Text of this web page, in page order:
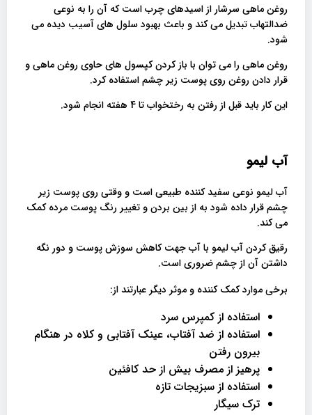
روغن ماهی سرشار از اسیدهای چرب است که آن را به نوعی
ضدالتهاب تبدیل می کند و باعث بهبود سلول های آسیب دیده می
شود.
روغن ماهی را می توان با باز کردن کپسول های حاوی روغن ماهی و
قرار دادن روغن روی پوست زیر چشم استفاده کرد.
این کار باید قبل از رفتن به رختخواب تا 4 هفته انجام شود.
آب لیمو
آب لیمو نوعی سفید کننده طبیعی است و وقتی روی پوست زیر
چشم قرار داده شود به از بین بردن و تغییر رنگ پوست مرده کمک
می کند.
رقیق کردن آب لیمو با آب جهت کاهش سوزش پوست و دور نگه
داشتن آن از چشم ضروری است.
برخی موارد کمک کننده و موثر دیگر عبارتند از:
استفاده از کمپرس سرد
استفاده از ضد آفتاب، عینک آفتابی و کلاه در هنگام
بیرون رفتن
پرهیز از مصرف بیش از حد کافئین
استفاده از سبزیجات تازه
ترک سیگار